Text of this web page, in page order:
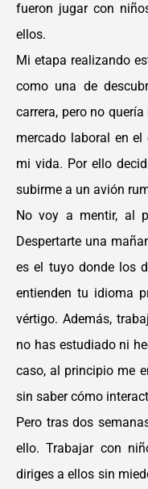
fueron jugar con
ellos.
Mi etapa realizando
como una de
carrera, pero no
mercado laboral en
mi vida. Por ello
subirme a un avión
No voy a mentir, al
Despertarte una
es el tuyo donde los
entienden tu idioma
vértigo. Además,
no has estudiado ni
caso, al principio me
sin saber cómo
Pero tras dos
ello. Trabajar con
diriges a ellos sin